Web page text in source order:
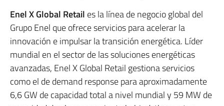
Enel X Global Retail es la línea de negocio global del
Grupo Enel que ofrece servicios para acelerar la
innovación e impulsar la transición energética. Líder
mundial en el sector de las soluciones energéticas
avanzadas, Enel X Global Retail gestiona servicios
como el de demand response para aproximadamente
6,6 GW de capacidad total a nivel mundial y 59 MW de